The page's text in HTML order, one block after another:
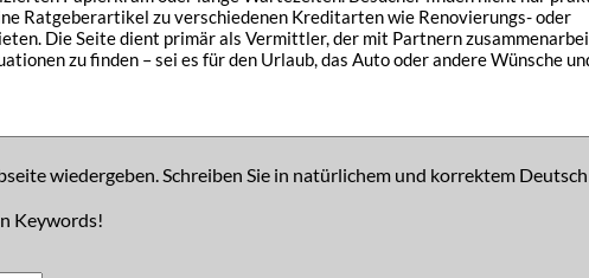
wiedergeben. Schreiben Sie in natürlichem und korrektem
Keywords!